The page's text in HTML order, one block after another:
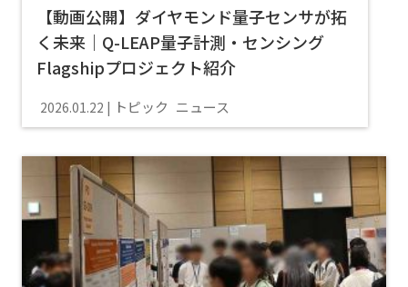
【動画公開】ダイヤモンド量子センサが拓
く未来｜Q-LEAP量子計測・センシング
Flagshipプロジェクト紹介
2026.01.22 トピック ニュース